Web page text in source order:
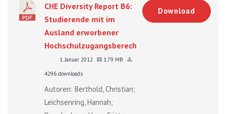
CHE Diversity Report B6:
Studierende mit im
Ausland erworbener
Hochschulzugangsberechtigung
1. Januar 2012
1.79 MB
4296 downloads
Autoren: Berthold, Christian;
Leichsenring, Hannah;
Download